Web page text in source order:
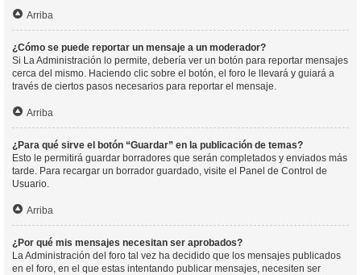
Arriba
¿Cómo se puede reportar un mensaje a un moderador?
Si La Administración lo permite, debería ver un botón para reportar mensajes
cerca del mismo. Haciendo clic sobre el botón, el foro le llevará y guiará a
través de ciertos pasos necesarios para reportar el mensaje.
Arriba
¿Para qué sirve el botón “Guardar” en la publicación de temas?
Esto le permitirá guardar borradores que serán completados y enviados más
tarde. Para recargar un borrador guardado, visite el Panel de Control de
Usuario.
Arriba
¿Por qué mis mensajes necesitan ser aprobados?
La Administración del foro tal vez ha decidido que los mensajes publicados
en el foro, en el que estas intentando publicar mensajes, necesiten ser